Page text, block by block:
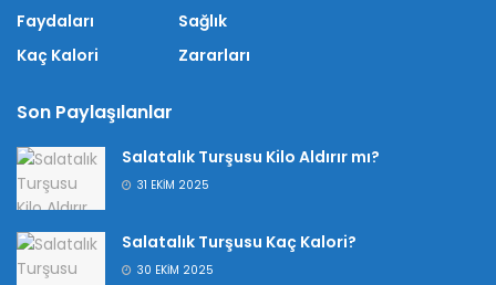
Faydaları
Kaç Kalori
Sağlık
Zararları
Son Paylaşılanlar
Salatalık Turşusu Kilo Aldırır mı?
31 EKIM 2025
Salatalık Turşusu Kaç Kalori?
30 EKIM 2025